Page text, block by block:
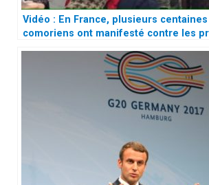
Vidéo : En France, plusieurs
comoriens ont manifesté contre les
Emmanuel Macron